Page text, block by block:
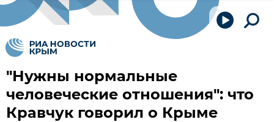
"Нужны нормальные
человеческие отношения": что
Кравчук говорил о Крыме